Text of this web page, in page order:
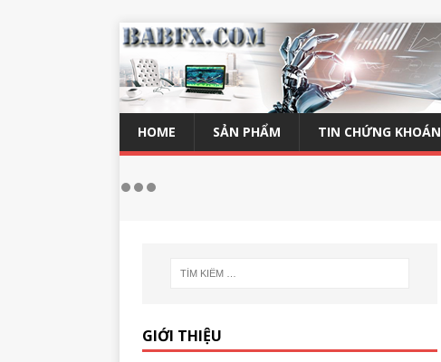
HOME SẢN PHẨM TIN CHỨNG KHOÁN
GIỚI THIỆU